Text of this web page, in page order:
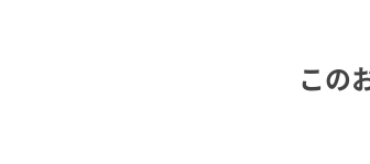
注目のバイト情報
この